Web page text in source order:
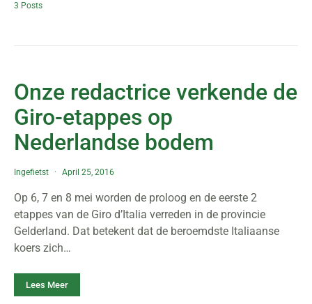
3 Posts
Onze redactrice verkende de
Giro-etappes op
Nederlandse bodem
Ingefietst April 25, 2016
Op 6, 7 en 8 mei worden de proloog en de eerste 2
etappes van de Giro d’Italia verreden in de provincie
Gelderland. Dat betekent dat de beroemdste Italiaanse
koers zich…
Lees Meer